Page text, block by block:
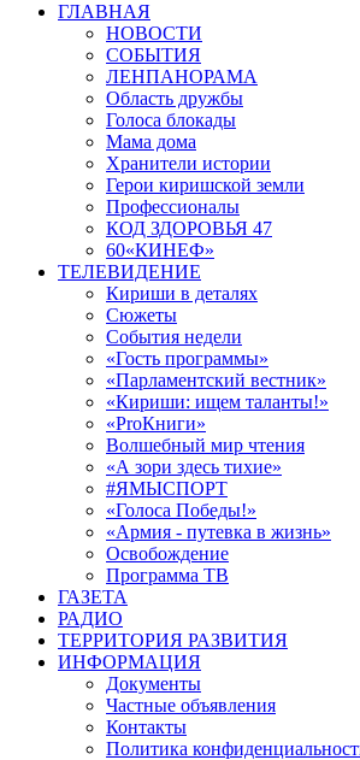
ГЛАВНАЯ
НОВОСТИ
СОБЫТИЯ
ЛЕНПАНОРАМА
Область дружбы
Голоса блокады
Мама дома
Хранители истории
Герои киришской земли
Профессионалы
КОД ЗДОРОВЬЯ 47
60«КИНЕФ»
ТЕЛЕВИДЕНИЕ
Кириши в деталях
Сюжеты
События недели
«Гость программы»
«Парламентский вестник»
«Кириши: ищем таланты!»
«ProКниги»
Волшебный мир чтения
«А зори здесь тихие»
#ЯМЫСПОРТ
«Голоса Победы!»
«Армия - путевка в жизнь»
Освобождение
Программа ТВ
ГАЗЕТА
РАДИО
ТЕРРИТОРИЯ РАЗВИТИЯ
ИНФОРМАЦИЯ
Документы
Частные объявления
Контакты
Политика